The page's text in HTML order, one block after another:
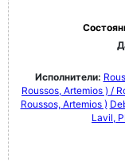
Исполнители:
Roussos, Artemios ) /
Roussos, Artemios )
Lavil,